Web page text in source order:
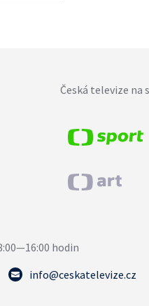
Česká televize na
info@ceskatelevize.cz